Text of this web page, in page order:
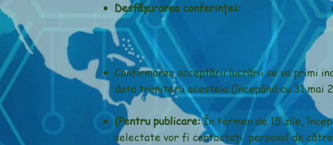
Desfășurarea conferinței: 6 - 8
Confirmarea acceptării lucrării se va primi
data trimiterii acesteia (începând cu 31 mai
(Pentru publicare:În termen de 15 zile,
selectate vor fi contactați personal de